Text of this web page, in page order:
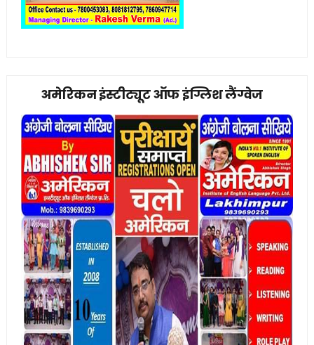
अमेरिकन इंस्टीट्यूट ऑफ इंग्लिश लैंग्वेज